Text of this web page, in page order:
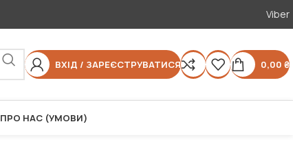
Viber
ВХІД / ЗАРЕЄСТРУВАТИСЯ 0,00 ₴
ПРО НАС (УМОВИ)